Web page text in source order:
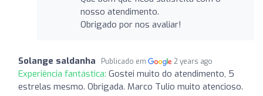
nosso atendimento.
Obrigado por nos avaliar!
Solange saldanha Publicado em 2 years ago
Experiência fantástica: Gostei muito do atendimento, 5
estrelas mesmo. Obrigada. Marco Tulio muito atencioso.